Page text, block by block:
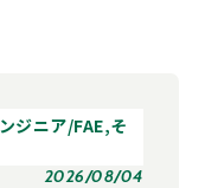
ジニア/FAE,そ
2026/08/04